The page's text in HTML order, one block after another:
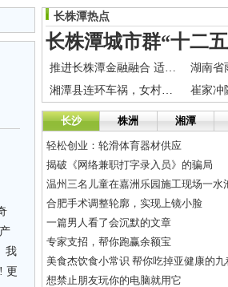
我
更
长株潭热点
推进长株潭金融融合 适应城市群发展需要
湘潭县连环车祸，女村民冒暴雨扛梯救人时被撞身亡 - 复制地址
长沙 株洲 湘潭
轻松创业：轮滑体育器材供应
揭破《网络兼职打字录入员》的骗局
温州三名儿童在嘉洲乐园施工现场一水
合肥手术调整轮廓，实现上镜小脸
一篇男人看了会沉默的文章
专家支招，帮你跑赢余额宝
美食杰饮食小常识 帮你吃掉亚健康的九
想禁止朋友玩你的电脑就用它